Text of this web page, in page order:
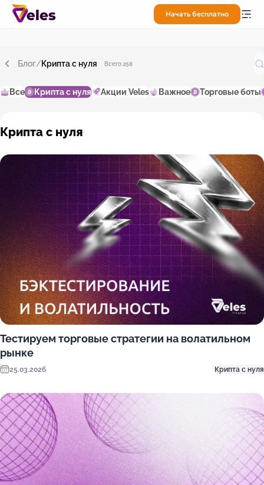
Начать бесплатно
Блог/Крипта с нуля Всего 258
Все Крипта с нуля Акции Veles Важное Торговые боты
Крипта с нуля
Тестируем торговые стратегии на волатильном
рынке
25.03.2026 Крипта с нуля